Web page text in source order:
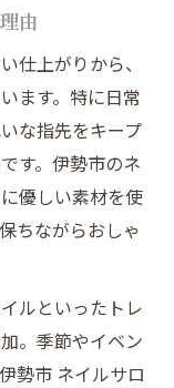
由
仕上がりから、
ます。特に日常
な指先をキープ
す。伊勢市のネ
優しい素材を使
ちながらおしゃ
ルといったトレ
。季節やイベン
勢市 ネイルサロ